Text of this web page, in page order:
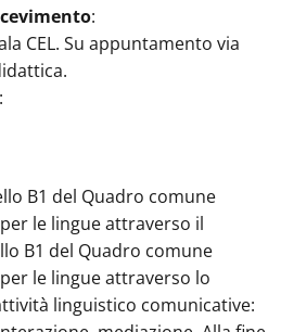
:
CEL. Su appuntamento via
:
B1 del Quadro comune
le lingue attraverso il
B1 del Quadro comune
le lingue attraverso lo
linguistico comunicative: